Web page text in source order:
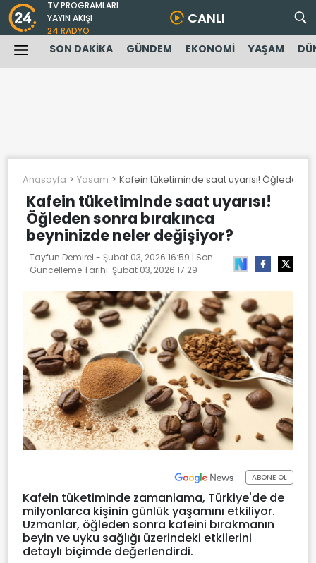
TV PROGRAMLARI
YAYIN AKIŞI
24 RADYO
CANLI
SON DAKİKA GÜNDEM EKONOMİ YAŞAM
Anasayfa Yasam Kafein tüketiminde saat uyarısı! Öğleden
Kafein tüketiminde saat uyarısı!
Öğleden sonra bırakınca
beyninizde neler değişiyor?
Tayfun Demirel - Şubat 03, 2026 16:59 | Son
Güncelleme Tarihi: Şubat 03, 2026 17:29
ABONE OL
Kafein tüketiminde zamanlama, Türkiye'de de
milyonlarca kişinin günlük yaşamını etkiliyor.
Uzmanlar, öğleden sonra kafeini bırakmanın
beyin ve uyku sağlığı üzerindeki etkilerini
detaylı biçimde değerlendirdi.